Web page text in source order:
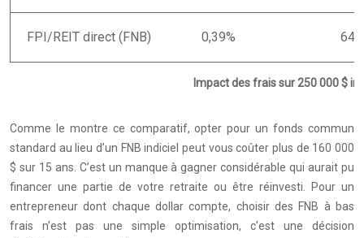
Impact des frais sur 250 000 $
FPI/REIT direct (FNB) 0,39%
Comme le montre ce comparatif, opter pour un fonds commun
standard au lieu d’un FNB indiciel peut vous coûter plus de 160 000
$ sur 15 ans. C’est un manque à gagner considérable qui aurait pu
financer une partie de votre retraite ou être réinvesti. Pour un
entrepreneur dont chaque dollar compte, choisir des FNB à bas
frais n’est pas une simple optimisation, c’est une décision